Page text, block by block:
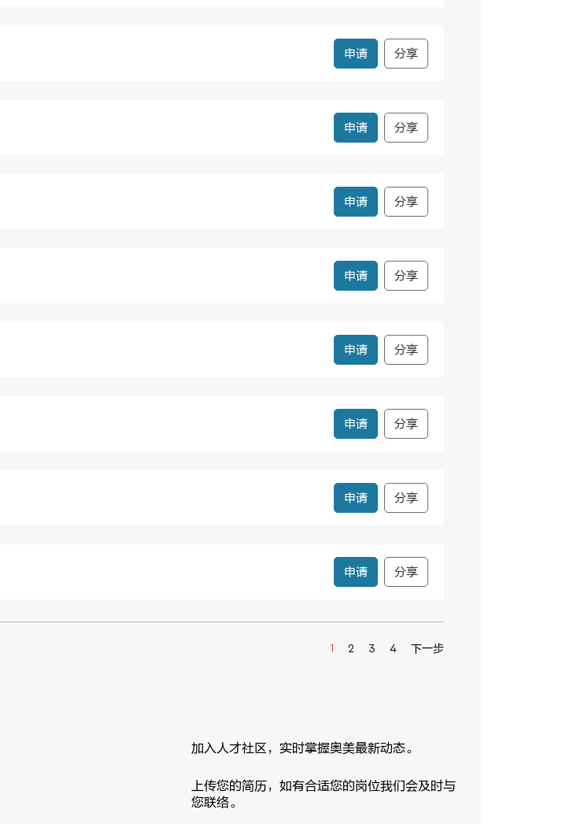
申请 分享
申请 分享
申请 分享
申请 分享
申请 分享
申请 分享
申请 分享
申请 分享
1 2 3 4 下一步
加入人才社区，实时掌握奥美最新动态。
上传您的简历，如有合适您的岗位我们会及时与
您联络。